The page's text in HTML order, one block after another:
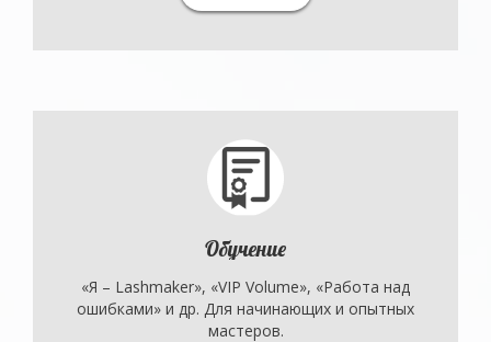
Обучение
«Я – Lashmaker», «VIP Volume», «Работа над
ошибками» и др. Для начинающих и опытных
мастеров.